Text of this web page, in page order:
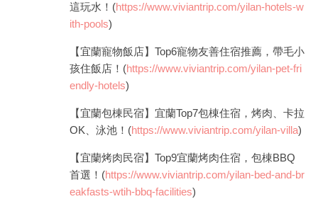
這玩水！(https://www.viviantrip.com/yilan-hotels-w
ith-pools)
【宜蘭寵物飯店】Top6寵物友善住宿推薦，帶毛小
孩住飯店！(https://www.viviantrip.com/yilan-pet-fri
endly-hotels)
【宜蘭包棟民宿】宜蘭Top7包棟住宿，烤肉、卡拉
OK、泳池！(https://www.viviantrip.com/yilan-villa)
【宜蘭烤肉民宿】Top9宜蘭烤肉住宿，包棟BBQ
首選！(https://www.viviantrip.com/yilan-bed-and-br
eakfasts-wtih-bbq-facilities)